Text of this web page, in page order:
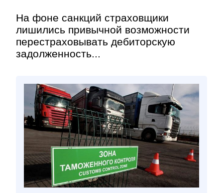
На фоне санкций страховщики
лишились привычной возможности
перестраховывать дебиторскую
задолженность...